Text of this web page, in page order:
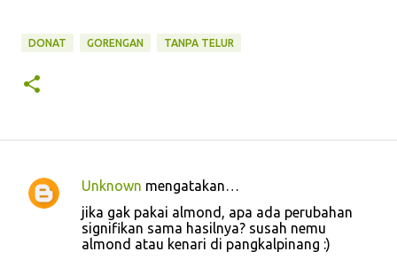
DONAT GORENGAN TANPA TELUR
K
Unknown mengatakan…
jika gak pakai almond, apa ada perubahan
signifikan sama hasilnya? susah nemu
almond atau kenari di pangkalpinang :)